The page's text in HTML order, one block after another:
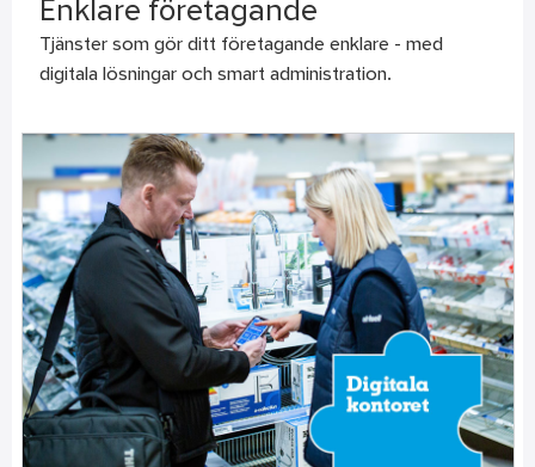
Enklare företagande
Tjänster som gör ditt företagande enklare - med
digitala lösningar och smart administration.